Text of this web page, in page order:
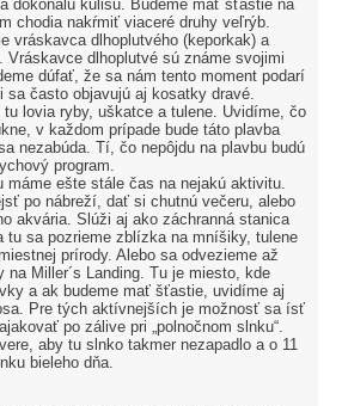
dokonalú kulisu. Budeme mať šťastie na
chodia nakŕmiť viaceré druhy veľrýb.
vráskavca dlhoplutvého (keporkak) a
Vráskavce dlhoplutvé sú známe svojimi
dúfať, že sa nám tento moment podarí
často objavujú aj kosatky dravé.
tu lovia ryby, uškatce a tulene. Uvidíme, čo
v každom prípade bude táto plavba
nezabúda. Tí, čo nepôjdu na plavbu budú
program.
máme ešte stále čas na nejakú aktivitu.
po nábreží, dať si chutnú večeru, alebo
akvária. Slúži aj ako záchranná stanica
tu sa pozrieme zblízka na mníšiky, tulene
prírody. Alebo sa odvezieme až
na Miller´s Landing. Tu je miesto, kde
a ak budeme mať šťastie, uvidíme aj
Pre tých aktívnejších je možnosť sa ísť
po zálive pri „polnočnom slnku“.
aby tu slnko takmer nezapadlo a o 11
bieleho dňa.